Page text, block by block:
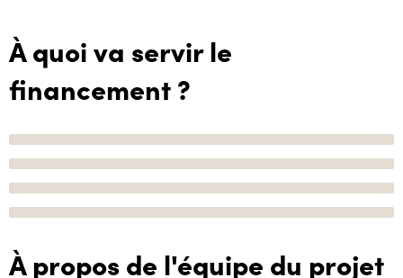
À quoi va servir le
financement ?
À propos de l'équipe du projet